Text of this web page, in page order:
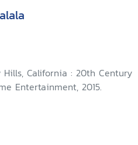
Hills, California : 20th Century
Entertainment, 2015.